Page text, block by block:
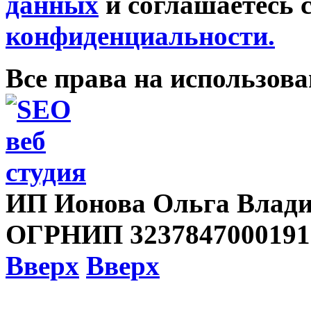
конфиденциальности.
Все права на
ИП Ионова Ольга
ОГРНИП
Вверх Вверх